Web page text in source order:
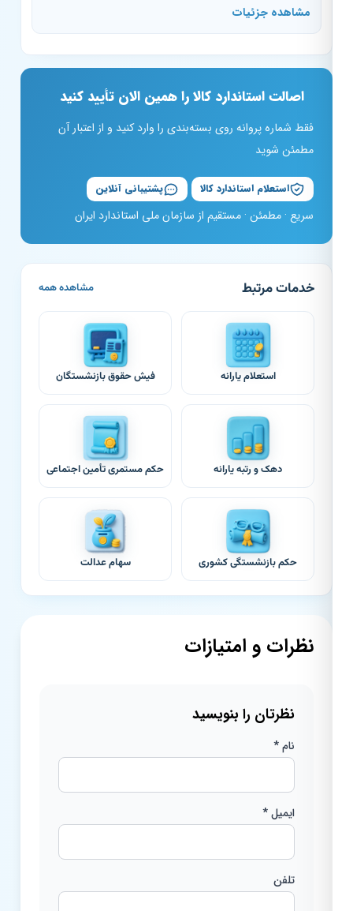
مشاهده جزئیات
اصالت استاندارد کالا را همین الان تأیید کنید
فقط شماره پروانه روی بسته‌بندی را وارد کنید و از اعتبار آن
مطمئن شوید
استعلام استاندارد کالا پشتیبانی آنلاین
سریع · مطمئن · مستقیم از سازمان ملی استاندارد ایران
خدمات مرتبط مشاهده همه
استعلام یارانه فیش حقوق بازنشستگان
دهک و رتبه یارانه حکم مستمری تأمین اجتماعی
حکم بازنشستگی کشوری سهام عدالت
نظرات و امتیازات
نظرتان را بنویسید
ایمیل *
تلفن